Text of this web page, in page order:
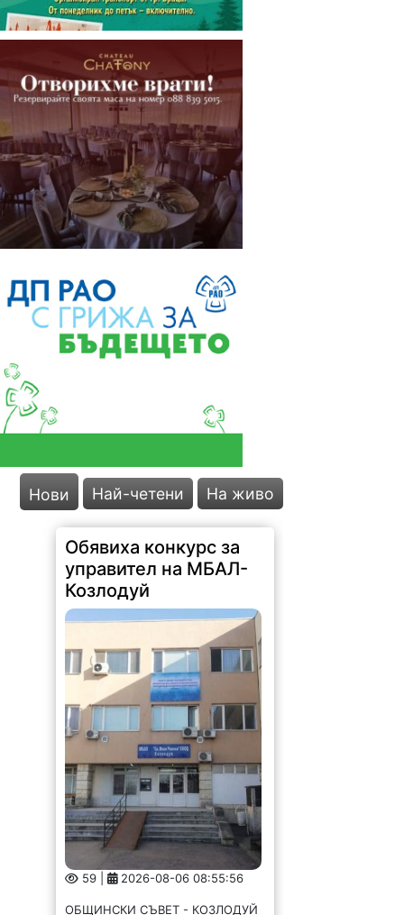
Нови Най-четени На живо
Обявиха конкурс за
управител на МБАЛ-
Козлодуй
59 | 2026-08-06 08:55:56
ОБЩИНСКИ СЪВЕТ - КОЗЛОДУЙ